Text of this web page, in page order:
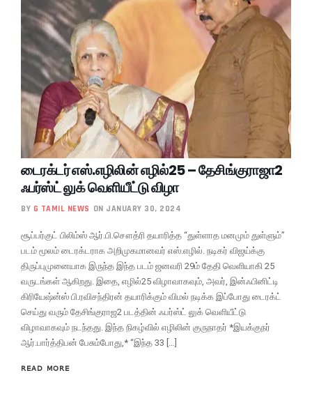
டைரக்டர் எஸ்.எழிலின் எழில்25 – தேசிங்குராஜா2
ஃபர்ஸ்ட் லுக் வெளியீட்டு விழா
BY G TAMIL NEWS ON JANUARY 30, 2024
சூப்பர்குட் பிலிம்ஸ் ஆர்.பி.சௌத்ரி தயாரித்த “துள்ளாத மனமும் துள்ளும்”
படம் மூலம் டைரக்டராக அறிமுகமானவர் எஸ்.எழில். நடிகர் விஜய்க்கு
திருப்புமுனையாக இருந்த இந்த படம் ஜனவரி 29ம் தேதி வெளியாகி 25
வருடங்கள் ஆகிறது. இதை, எழில்25 விழாவாகவும், அவர், இன்ஃபினிட்டி
கிரியேஷ்ன்ஸ் பி.ரவிசந்திரன் தயாரிக்கும் விமல் நடிக்க இப்போது டைரக்ட்
செய்து வரும் தேசிங்குராஜ2 படத்தின் ஃபர்ஸ்ட் லுக் வெளியீட்டு
விழாவாகவும் நடந்தது. இந்த நிகழ்வில் எழிலின் குருநாதர் *இயக்குநர்
ஆர்.பார்த்திபன் பேசும்போது,* “இந்த 33 […]
READ MORE